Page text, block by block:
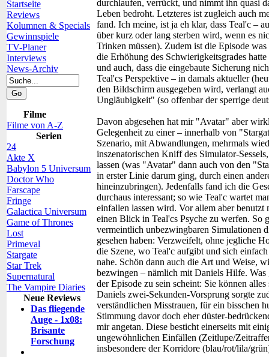
Startseite
Reviews
Kolumnen & Specials
Gewinnspiele
TV-Planer
Interviews
News-Archiv
Filme
Filme von A-Z
Serien
24
Akte X
Babylon 5 Universum
Doctor Who
Farscape
Fringe
Galactica Universum
Game of Thrones
Lost
Primeval
Stargate
Star Trek
Supernatural
The Vampire Diaries
Neue Reviews
Das fliegende
Auge - 1x08:
Brisante
Forschung
durchlaufen, verrückt, und nimmt ihn quasi
Leben bedroht. Letzteres ist zugleich auch
fand. Ich meine, ist ja eh klar, dass Teal'c –
über kurz oder lang sterben wird, wenn es
Trinken müssen). Zudem ist die Episode
die Erhöhung des Schwierigkeitsgrades
und auch, dass die eingebaute Sicherung
Teal'cs Perspektive – in damals aktueller
den Bildschirm ausgegeben wird, verlangt
Ungläubigkeit" (so offenbar der sperrige
Davon abgesehen hat mir "Avatar" aber
Gelegenheit zu einer – innerhalb von
Szenario, mit Abwandlungen, mehrmals
inszenatorischen Kniff des Simulator-
lassen (was "Avatar" dann auch von den
in erster Linie darum ging, durch einen
hineinzubringen). Jedenfalls fand ich die
durchaus interessant; so wie Teal'c wartet
einfallen lassen wird. Vor allem aber
einen Blick in Teal'cs Psyche zu werfen. So
vermeintlich unbezwingbaren Simulationen
gesehen haben: Verzweifelt, ohne jegliche
die Szene, wo Teal'c aufgibt und sich
nahe. Schön dann auch die Art und Weise,
bezwingen – nämlich mit Daniels Hilfe. Was
der Episode zu sein scheint: Sie können
Daniels zwei-Sekunden-Vorsprung sorgte
verständlichen Misstrauen, für ein bisschen
Stimmung davor doch eher düster-
mir angetan. Diese besticht einerseits mit
ungewöhnlichen Einfällen (Zeitlupe/
insbesondere der Korridore (blau/rot/lila/